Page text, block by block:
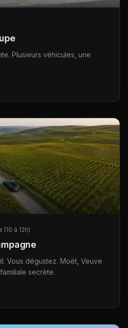
Plusieurs véhicules, une
à 12h)
Vous dégustez. Moët, Veuve
secrète.